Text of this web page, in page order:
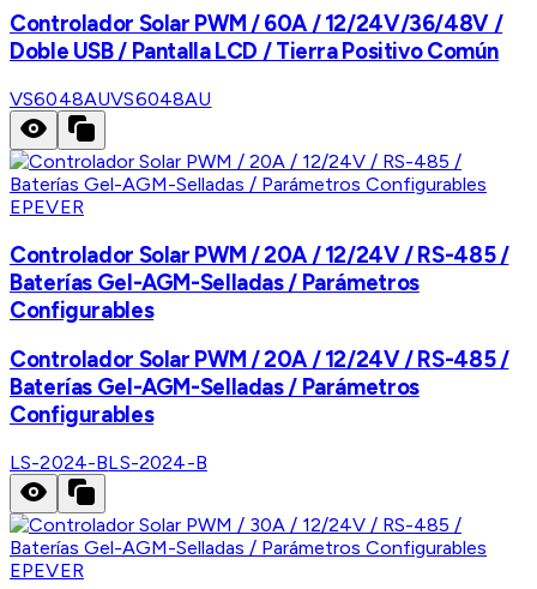
Controlador Solar PWM / 60A / 12/24V/36/48V /
Doble USB / Pantalla LCD / Tierra Positivo Común
VS6048AUVS6048AU
EPEVER
Controlador Solar PWM / 20A / 12/24V / RS-485 /
Baterías Gel-AGM-Selladas / Parámetros
Configurables
Controlador Solar PWM / 20A / 12/24V / RS-485 /
Baterías Gel-AGM-Selladas / Parámetros
Configurables
LS-2024-BLS-2024-B
EPEVER